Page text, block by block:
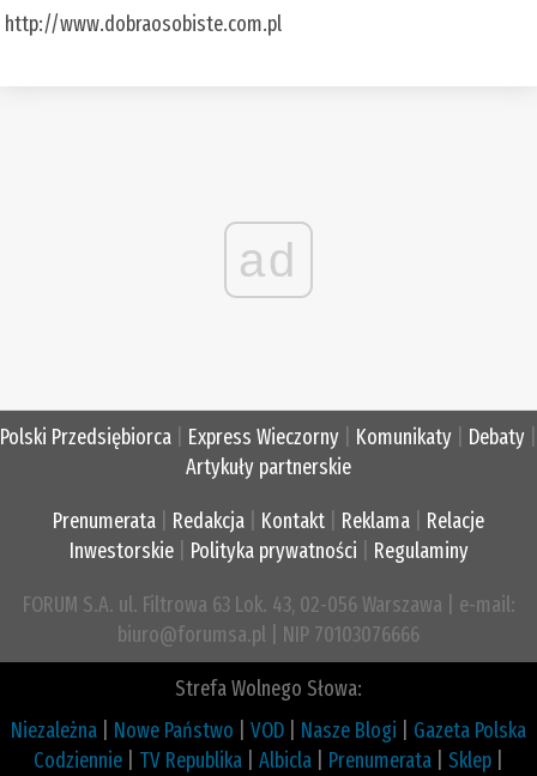
http://www.dobraosobiste.com.pl
ad
Polski Przedsiębiorca Express Wieczorny Komunikaty Debaty
Artykuły partnerskie
Prenumerata Redakcja Kontakt Reklama
Relacje
Inwestorskie| Polityka prywatności Regulaminy
FORUM S.A. ul. Filtrowa 63 Lok. 43, 02-056 Warszawa | e-mail:
biuro@forumsa.pl | NIP 70103076666
Strefa Wolnego Słowa:
Niezależna
Nowe Państwo VOD Nasze Blogi
Gazeta Polska
Codziennie
TV Republika Albicla Prenumerata Sklep